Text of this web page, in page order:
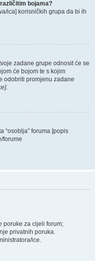
bojama?
ica] korisničkih grupa da bi ih
zadane grupe odnosit će se
će bojom te s kojim
odobriti promjenu zadane
.
“osoblja” foruma [popis
forume
poruke za cijeli forum;
privatnih poruka.
ice.